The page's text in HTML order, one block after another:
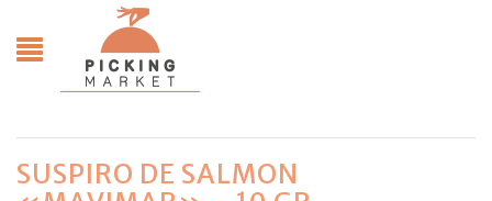
SUSPIRO DE SALMON